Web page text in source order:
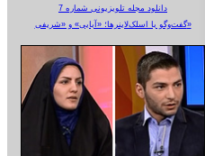
دانلود مجله تلویزیونی شماره 7
گفت‌وگو با اسلک‌لاینرها؛ «آبایی» و «شریفی»